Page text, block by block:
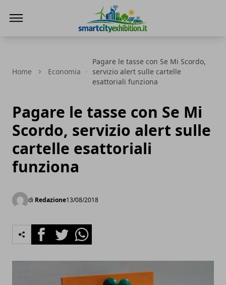
Home Economia
Pagare le tasse con Se Mi Scordo,
servizio alert sulle cartelle
esattoriali funziona
Pagare le tasse con Se Mi
Scordo, servizio alert sulle
cartelle esattoriali
funziona
di Redazione13/08/2018
FacebookTwitterWhatsapp